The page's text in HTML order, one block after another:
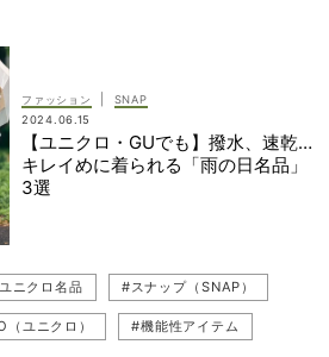
ーコーデ
ス）
ファッション
SNAP
2024.06.15
【ユニクロ・GUでも】撥水、速乾…
キレイめに着られる「雨の日名品」
3選
ニクロ名品 #スナップ（SNAP）
ユニクロ） #機能性アイテム